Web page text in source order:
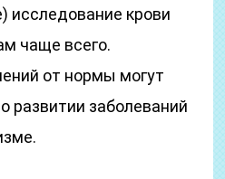
исследование крови
чаще всего.
от нормы могут
развитии заболеваний